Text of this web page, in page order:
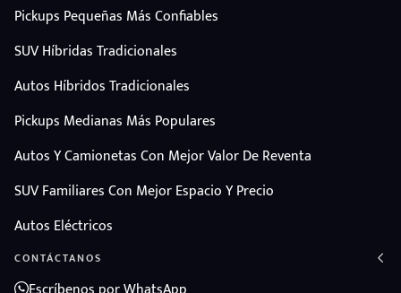
Pickups Pequeñas Más Confiables
SUV Híbridas Tradicionales
Autos Híbridos Tradicionales
Pickups Medianas Más Populares
Autos Y Camionetas Con Mejor Valor De Reventa
SUV Familiares Con Mejor Espacio Y Precio
Autos Eléctricos
CONTÁCTANOS